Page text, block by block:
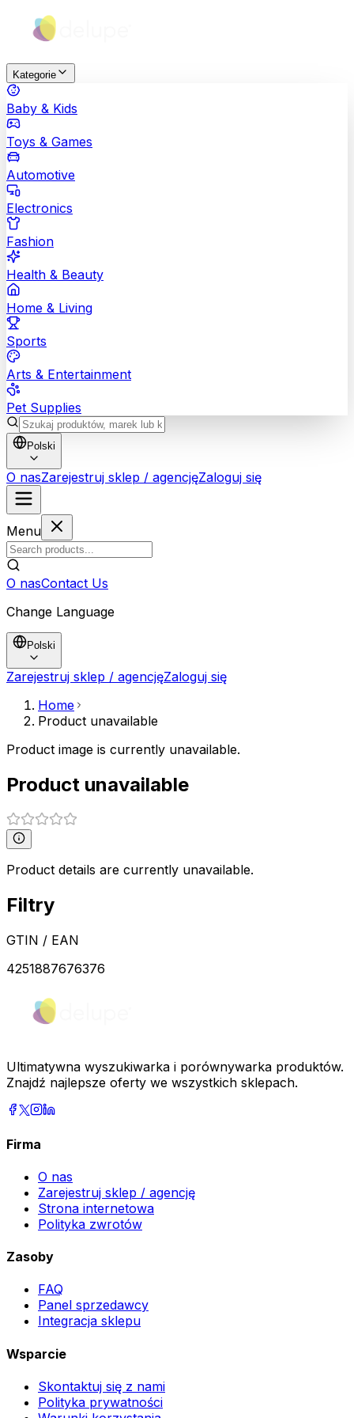
Kategorie
Baby & Kids
Toys & Games
Automotive
Electronics
Fashion
Health & Beauty
Home & Living
Sports
Arts & Entertainment
Pet Supplies
Polski
O nasZarejestruj sklep / agencjęZaloguj się
Menu
O nasContact Us
Change Language
Polski
Zarejestruj sklep / agencjęZaloguj się
Home
Product unavailable
Product image is currently unavailable.
Product unavailable
Product details are currently unavailable.
Filtry
GTIN / EAN
4251887676376
Ultimatywna wyszukiwarka i porównywarka produktów.
Znajdź najlepsze oferty we wszystkich sklepach.
Firma
O nas
Zarejestruj sklep / agencję
Strona internetowa
Polityka zwrotów
Zasoby
FAQ
Panel sprzedawcy
Integracja sklepu
Wsparcie
Skontaktuj się z nami
Polityka prywatności